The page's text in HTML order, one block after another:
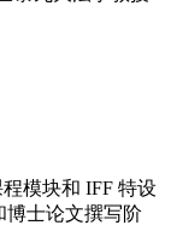
模块和 IFF 特设